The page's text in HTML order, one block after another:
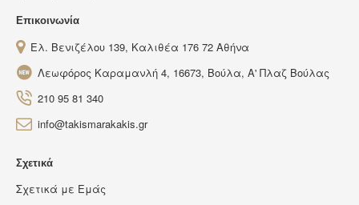
Επικοινωνία
Ελ. Βενιζέλου 139, Καλιθέα 176 72 Αθήνα
Λεωφόρος Καραμανλή 4, 16673, Βούλα, Α' Πλαζ Βούλας
210 95 81 340
info@takismarakakis.gr
Σχετικά
Σχετικά με Εμάς